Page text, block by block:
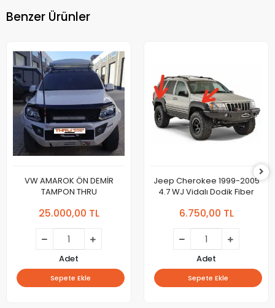
Benzer Ürünler
VW AMAROK ÖN DEMİR
TAMPON THRU
25.000,00 TL
Adet
Sepete Ekle
Jeep Cherokee 1999-2005
4.7 WJ Vidalı Dodik Fiber
6.750,00 TL
Adet
Sepete Ekle